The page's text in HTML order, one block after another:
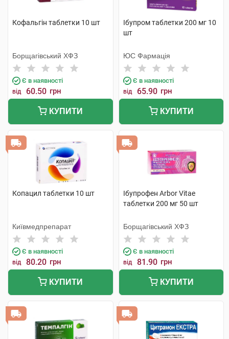
Кофальгін таблетки 10 шт
Борщагівський ХФЗ
Є в наявності
від 60.50 грн
КУПИТИ
Ібупром таблетки 200 мг 10
шт
ЮС Фармація
Є в наявності
від 65.90 грн
КУПИТИ
Копацил таблетки 10 шт
Київмедпрепарат
Є в наявності
від 80.20 грн
КУПИТИ
Ібупрофен Arbor Vitae
таблетки 200 мг 50 шт
Борщагівський ХФЗ
Є в наявності
від 81.90 грн
КУПИТИ